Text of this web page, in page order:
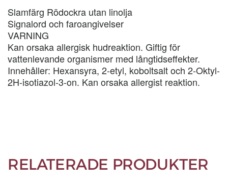
Slamfärg Rödockra utan linolja
Signalord och faroangivelser
VARNING
Kan orsaka allergisk hudreaktion. Giftig för
vattenlevande organismer med långtidseffekter.
Innehåller: Hexansyra, 2-etyl, koboltsalt och 2-Oktyl-
2H-isotiazol-3-on. Kan orsaka allergist reaktion.
RELATERADE PRODUKTER